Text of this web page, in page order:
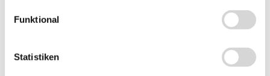
Funktional
Statistiken
Ökonomische Modelle in 30 Minuten